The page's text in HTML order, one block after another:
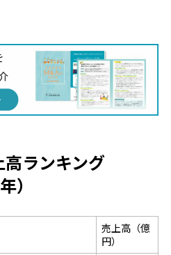
ランキング
）
売上高（億
円）